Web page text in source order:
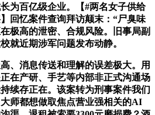
为百亿级企业。【#两名女子供给
回忆案件查询拜访颠末：“尸臭味
极高的泄密、合规风险。旧事局副
就近期涉军问题发布动静。
消息传送和理解的误差极大。用
在产研、手艺等内部非正式沟通场
续存正在。该案转为刑事案件我们
师都想做取焦点营业强相关的AI